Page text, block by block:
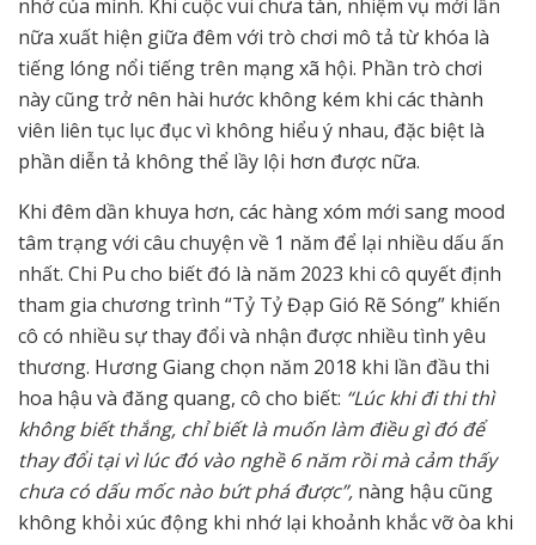
nhớ của mình. Khi cuộc vui chưa tàn, nhiệm vụ mới lần
nữa xuất hiện giữa đêm với trò chơi mô tả từ khóa là
tiếng lóng nổi tiếng trên mạng xã hội. Phần trò chơi
này cũng trở nên hài hước không kém khi các thành
viên liên tục lục đục vì không hiểu ý nhau, đặc biệt là
phần diễn tả không thể lầy lội hơn được nữa.
Khi đêm dần khuya hơn, các hàng xóm mới sang mood
tâm trạng với câu chuyện về 1 năm để lại nhiều dấu ấn
nhất. Chi Pu cho biết đó là năm 2023 khi cô quyết định
tham gia chương trình “Tỷ Tỷ Đạp Gió Rẽ Sóng” khiến
cô có nhiều sự thay đổi và nhận được nhiều tình yêu
thương. Hương Giang chọn năm 2018 khi lần đầu thi
hoa hậu và đăng quang, cô cho biết: “Lúc khi đi thi thì
không biết thắng, chỉ biết là muốn làm điều gì đó để
thay đổi tại vì lúc đó vào nghề 6 năm rồi mà cảm thấy
chưa có dấu mốc nào bứt phá được”, nàng hậu cũng
không khỏi xúc động khi nhớ lại khoảnh khắc vỡ òa khi